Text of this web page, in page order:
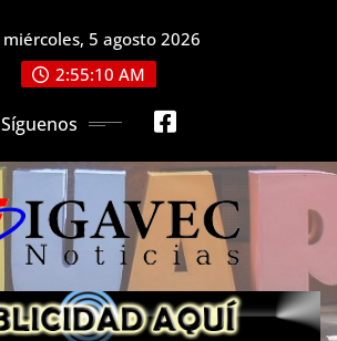
miércoles, 5 agosto 2026
2:55:11 AM
Síguenos